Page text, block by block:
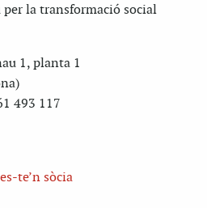
la transformació social
1, planta 1
493 117
te’n sòcia